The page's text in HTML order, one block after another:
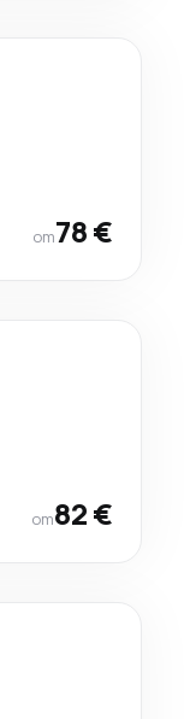
от78 €
от82 €